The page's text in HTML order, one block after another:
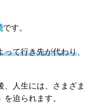
です。
って行き先が代わり
、人生には、さまざま
を迫られます。